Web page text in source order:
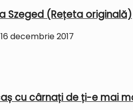
Szeged (Rețeta originală)
16 decembrie 2017
cu cârnați de ți-e mai